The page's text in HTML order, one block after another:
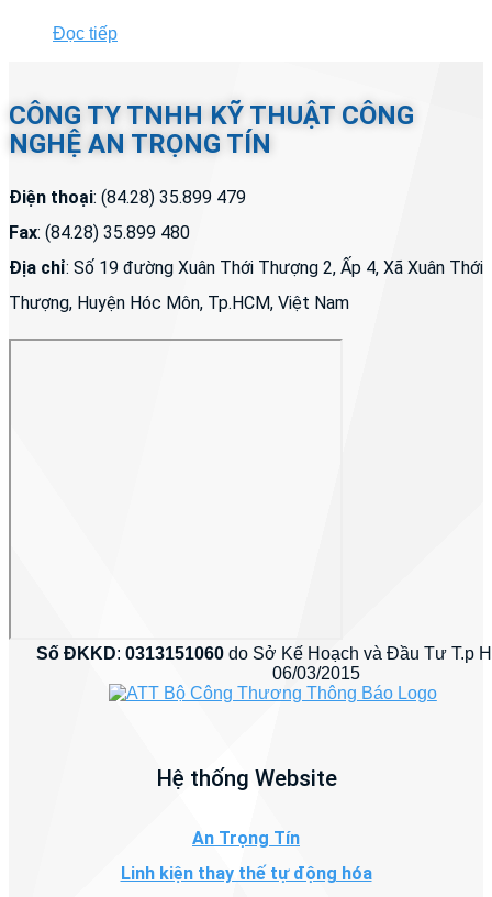
Đọc tiếp
CÔNG TY TNHH KỸ THUẬT CÔNG
NGHỆ AN TRỌNG TÍN
Điện thoại: (84.28) 35.899 479
Fax: (84.28) 35.899 480
Địa chỉ: Số 19 đường Xuân Thới Thượng 2, Ấp 4, Xã Xuân Thới
Thượng, Huyện Hóc Môn, Tp.HCM, Việt Nam
Số ĐKKD:0313151060 do Sở Kế Hoạch và Đầu Tư T.p
06/03/2015
Hệ thống Website
An Trọng Tín
Linh kiện thay thế tự động hóa